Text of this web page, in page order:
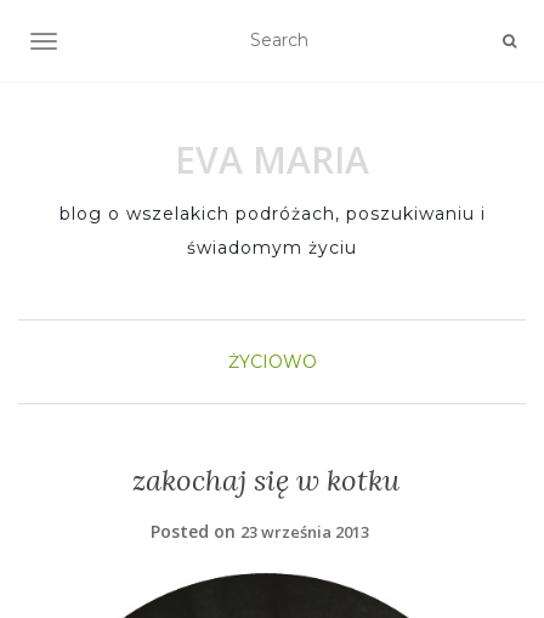
TOGGLE NAVIGATION
EVA MARIA
blog o wszelakich podróżach, poszukiwaniu i
świadomym życiu
ŻYCIOWO
zakochaj się w kotku
Posted on 23 września 2013